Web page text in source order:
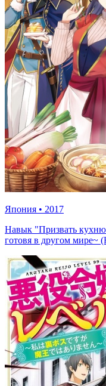
Япония • 2017
Навык "Призвать
готовя в другом мире~